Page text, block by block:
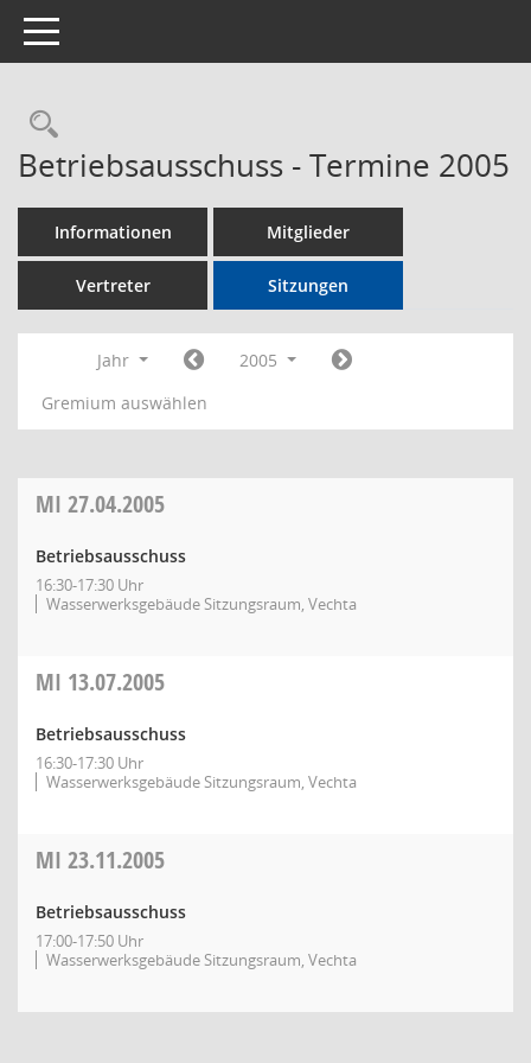
Toggle navigation
Rechercheauswahl
Betriebsausschuss - Termine 2005
Informationen Mitglieder
Vertreter Sitzungen
Jahr
2005
Gremium auswählen
MI 27.04.2005
Betriebsausschuss
16:30-17:30 Uhr
Wasserwerksgebäude Sitzungsraum, Vechta
MI 13.07.2005
Betriebsausschuss
16:30-17:30 Uhr
Wasserwerksgebäude Sitzungsraum, Vechta
MI 23.11.2005
Betriebsausschuss
17:00-17:50 Uhr
Wasserwerksgebäude Sitzungsraum, Vechta